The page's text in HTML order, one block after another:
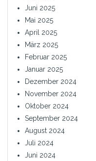
Juni 2025
Mai 2025
April 2025
März 2025
Februar 2025
Januar 2025
Dezember 2024
November 2024
Oktober 2024
September 2024
August 2024
Juli 2024
Juni 2024